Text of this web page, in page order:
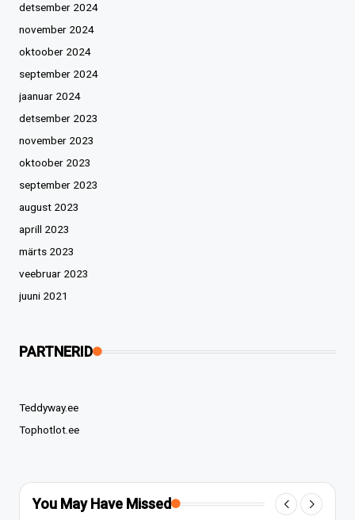
detsember 2024
november 2024
oktoober 2024
september 2024
jaanuar 2024
detsember 2023
november 2023
oktoober 2023
september 2023
august 2023
aprill 2023
märts 2023
veebruar 2023
juuni 2021
PARTNERID
Teddyway.ee
Tophotlot.ee
You May Have Missed